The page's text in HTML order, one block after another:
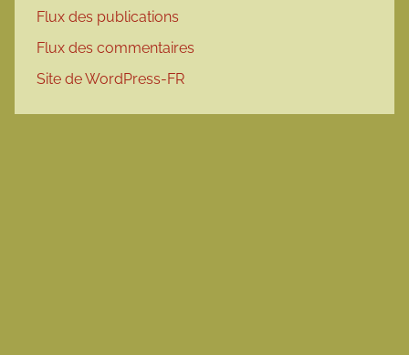
Flux des publications
Flux des commentaires
Site de WordPress-FR